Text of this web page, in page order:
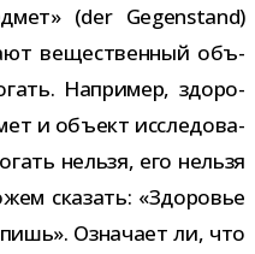
(der Gegenstand)
веще­ствен­ный объ­
Например, здо­ро­
и объ­ект иссле­до­ва­
нельзя, его нельзя
ска­зать: «Здоровье
Означает ли, что